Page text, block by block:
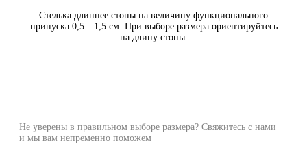
Стелька длиннее стопы на величину функционального
припуска 0,5—1,5 см. При выборе размера ориентируйтесь
на длину стопы.
Не уверены в правильном выборе размера? Свяжитесь с нами
и мы вам непременно поможем